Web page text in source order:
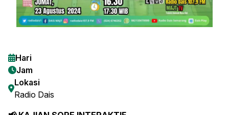
Hari
Jam
Lokasi
Radio Dais